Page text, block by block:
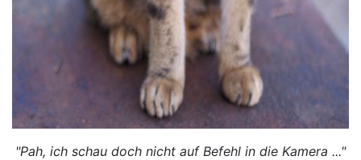
"Pah, ich schau doch nicht auf Befehl in die Kamera ..."